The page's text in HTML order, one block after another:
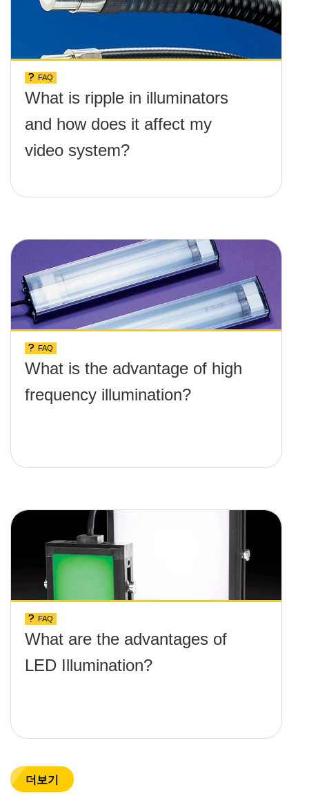
FAQ
What is ripple in illuminators
and how does it affect my
video system?
FAQ
What is the advantage of high
frequency illumination?
FAQ
What are the advantages of
LED Illumination?
더보기